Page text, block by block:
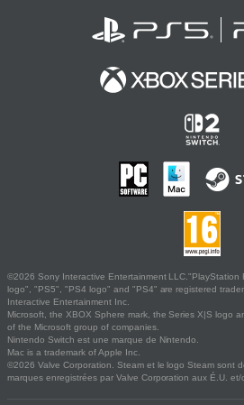
©2026 Sony Interactive Entertainment LLC."PlayStation
logo", "PS5", "PS4 logo" and "PS4" are registered
Interactive Entertainment Inc.
Microsoft, the XBOX Sphere mark, the Series X|S logo
of the Microsoft group of companies.
Nintendo Switch est une marque de Nintendo.
Mac is a trademark of Apple Inc.
©2026 Valve Corporation. Steam et le logo Steam sont
marques enregistrées par Valve Corporation aux É.U.